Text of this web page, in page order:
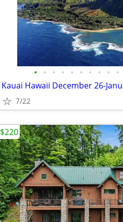
• • • • • • • • • •
Kauai Hawaii December 26-
7/22
$220